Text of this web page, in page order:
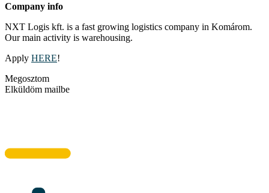
Company info
NXT Logis kft. is a fast growing logistics company in Komárom.
Our main activity is warehousing.
Apply HERE!
Megosztom
Elküldöm mailbe